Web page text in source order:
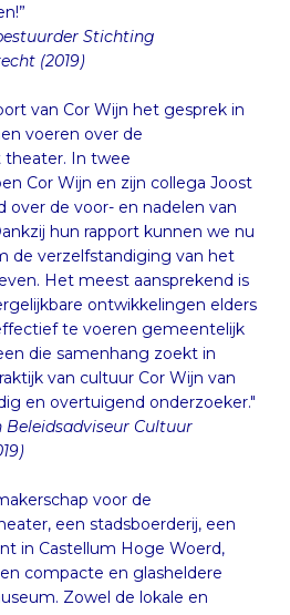
Stichting
(2019)
van Cor Wijn het gesprek in
voeren over de
theater. In twee
Cor Wijn en zijn collega Joost
over de voor- en nadelen van
hun rapport kunnen we nu
de verzelfstandiging van het
Het meest aansprekend is
ontwikkelingen elders
te voeren gemeentelijk
die samenhang zoekt in
van cultuur Cor Wijn van
en overtuigend onderzoeker."
Beleidsadviseur Cultuur
voor de
een stadsboerderij, een
in Castellum Hoge Woerd,
compacte en glasheldere
Zowel de lokale en